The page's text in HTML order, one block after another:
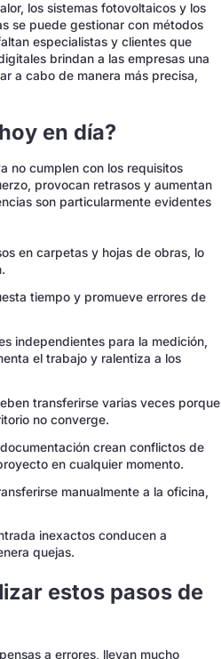
los sistemas fotovoltaicos y los
se puede gestionar con métodos
especialistas y clientes que
brindan a las empresas una
a cabo de manera más precisa,
en día?
no cumplen con los requisitos
provocan retrasos y aumentan
son particularmente evidentes
en carpetas y hojas de obras, lo
tiempo y promueve errores de
independientes para la medición,
el trabajo y ralentiza a los
transferirse varias veces porque
no converge.
crean conflictos de
en cualquier momento.
manualmente a la oficina,
inexactos conducen a
quejas.
estos pasos de
a errores, llevan mucho